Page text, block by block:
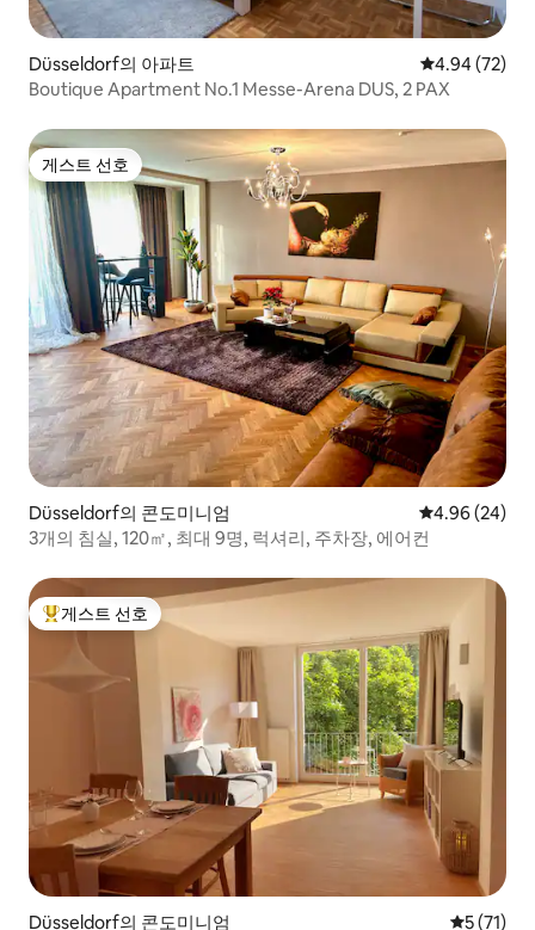
Düsseldorf의 아파트 평점 4.94점(5
4.94 (72)
Boutique Apartment No.1 Messe-Arena DUS, 2 PAX
게스트 선호
게스트 선호
Düsseldorf의 콘도미니엄 평점 4.96점(5
4.96 (24)
3개의 침실, 120㎡, 최대 9명, 럭셔리, 주차장, 에어컨
상위 게스트 선호
게스트 선호
Düsseldorf의 콘도미니엄 평점 5점
5 (71)